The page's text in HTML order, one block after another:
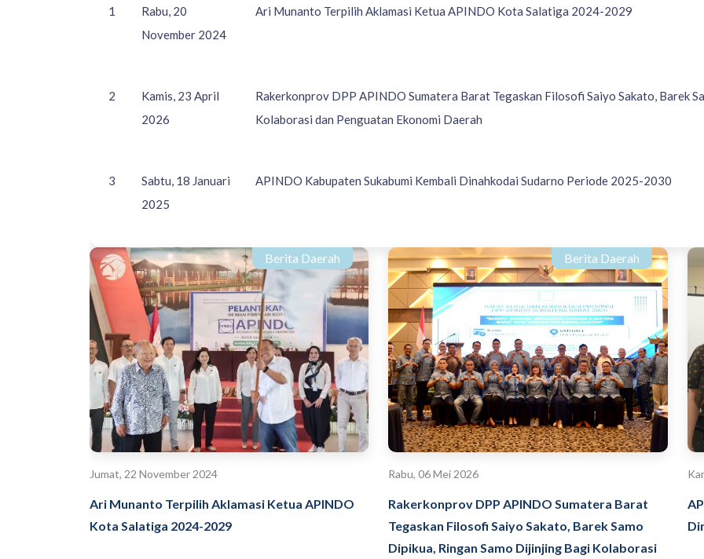
1
Rabu, 20
November 2024
Ari Munanto Terpilih Aklamasi Ketua APINDO Kota Salatiga 2024-2029
2
Kamis, 23 April
2026
Rakerkonprov DPP APINDO Sumatera Barat Tegaskan Filosofi Saiyo Sakato, Barek
Kolaborasi dan Penguatan Ekonomi Daerah
3
Sabtu, 18 Januari
2025
APINDO Kabupaten Sukabumi Kembali Dinahkodai Sudarno Periode 2025-2030
Berita Daerah
Jumat, 22 November 2024
Ari Munanto Terpilih Aklamasi Ketua APINDO
Kota Salatiga 2024-2029
Berita Daerah
Rabu, 06 Mei 2026
Rakerkonprov DPP APINDO Sumatera Barat
Tegaskan Filosofi Saiyo Sakato, Barek Samo
Dipikua, Ringan Samo Dijinjing Bagi Kolaborasi